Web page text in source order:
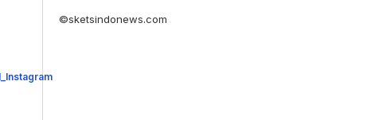
©sketsindonews.com